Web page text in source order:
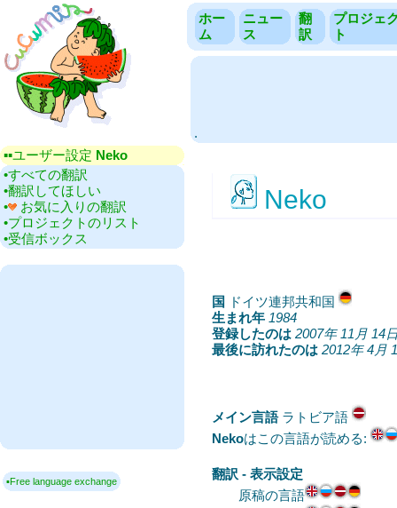
ホー
ム
ニュー
ス
翻
訳
プロジェ
ト
.
▪▪‎ユーザー設定 Neko
•‎すべての翻訳
•‎翻訳してほしい
•‎
お気に入りの翻訳
•‎プロジェクトのリスト
•‎受信ボックス
▪Free language exchange
Neko
国
‎ドイツ連邦共和国
生まれ年 1984
登録したのは 2007年 11月 14
最後に訪れたのは 2012年 4月
メイン言語‎ラトビア語
Nekoはこの言語が読める:
翻訳 - 表示設定
原稿の言語